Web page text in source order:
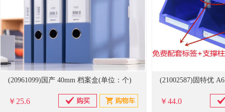
(20961099)国产 40mm 档案盒(单位：个)
￥25.6 ￥44.0